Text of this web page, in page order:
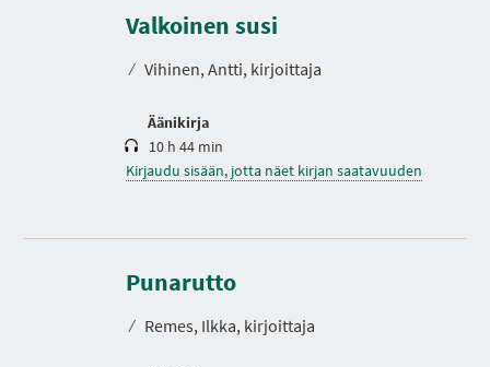
Valkoinen susi
⁄ Vihinen, Antti, kirjoittaja
Äänikirja
s
t
10 h 44 min
Kirjaudu sisään, jotta näet kirjan saatavuuden
Punarutto
⁄ Remes, Ilkka, kirjoittaja
K
s
t